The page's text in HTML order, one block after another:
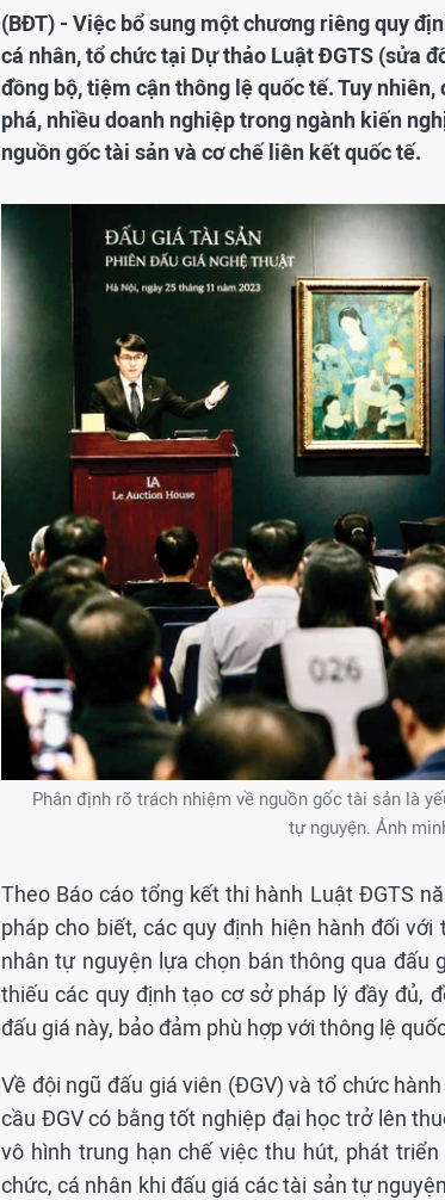
(BĐT) - Việc bổ sung một chương riêng quy
cá nhân, tổ chức tại Dự thảo Luật ĐGTS (sửa
đồng bộ, tiệm cận thông lệ quốc tế. Tuy
phá, nhiều doanh nghiệp trong ngành kiến
nguồn gốc tài sản và cơ chế liên kết quốc tế.
Phân định rõ trách nhiệm về nguồn gốc tài sản là
tự nguyện. Ảnh
Theo Báo cáo tổng kết thi hành Luật ĐGTS
pháp cho biết, các quy định hiện hành đối
nhân tự nguyện lựa chọn bán thông qua đấu
thiếu các quy định tạo cơ sở pháp lý đầy đủ,
đấu giá này, bảo đảm phù hợp với thông lệ
Về đội ngũ đấu giá viên (ĐGV) và tổ chức
cầu ĐGV có bằng tốt nghiệp đại học trở lên
vô hình trung hạn chế việc thu hút, phát
chức, cá nhân khi đấu giá các tài sản tự